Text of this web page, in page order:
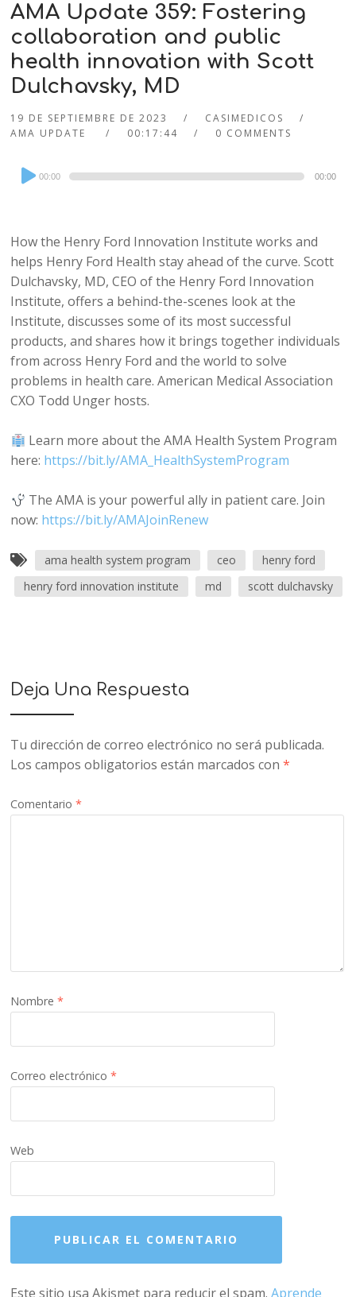
AMA Update 359: Fostering
collaboration and public
health innovation with Scott
Dulchavsky, MD
19 DE SEPTIEMBRE DE 2023
CASIMEDICOS
AMA UPDATE
00:17:44 0 COMMENTS
Audio
Player
00:00 00:00
How the Henry Ford Innovation Institute works and
helps Henry Ford Health stay ahead of the curve. Scott
Dulchavsky, MD, CEO of the Henry Ford Innovation
Institute, offers a behind-the-scenes look at the
Institute, discusses some of its most successful
products, and shares how it brings together individuals
from across Henry Ford and the world to solve
problems in health care. American Medical Association
CXO Todd Unger hosts.
Learn more about the AMA Health System Program
here: https://bit.ly/AMA_HealthSystemProgram
The AMA is your powerful ally in patient care. Join
now: https://bit.ly/AMAJoinRenew
ama health system program ceo
henry ford
henry ford innovation institute
md scott dulchavsky
Deja Una Respuesta
Tu dirección de correo electrónico no será publicada.
Los campos obligatorios están marcados con*
Comentario*
Nombre*
Correo electrónico*
Web
Este sitio usa Akismet para reducir el spam.Aprende